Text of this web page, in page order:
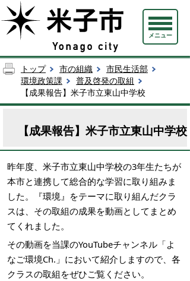
メニュー
トップ 市の組織
市民生活部
環境政策課
普及啓発の取組
【成果報告】米子市立東山中学校
【成果報告】米子市立東山中学校
昨年度、米子市立東山中学校の3年生たちが
本市と連携して総合的な学習に取り組みま
した。『環境』をテーマに取り組んだクラ
スは、その取組の成果を動画としてまとめ
てくれました。
その動画を当課のYouTubeチャンネル「よ
なご環境Ch.」において紹介しますので、各
クラスの取組をぜひご覧ください。